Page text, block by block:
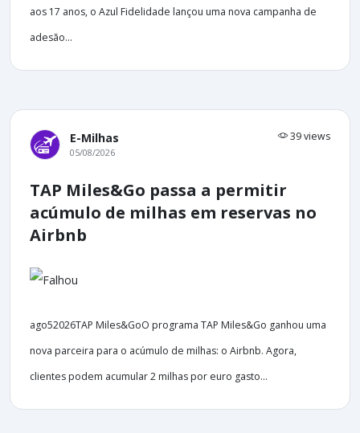
aos 17 anos, o Azul Fidelidade lançou uma nova campanha de
adesão...
E-Milhas 39 views
05/08/2026
TAP Miles&Go passa a permitir
acúmulo de milhas em reservas no
Airbnb
ago52026TAP Miles&GoO programa TAP Miles&Go ganhou uma
nova parceira para o acúmulo de milhas: o Airbnb. Agora,
clientes podem acumular 2 milhas por euro gasto...